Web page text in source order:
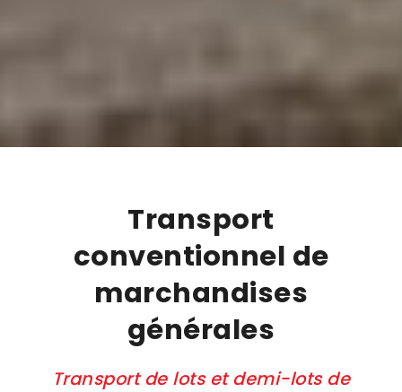
Transport
conventionnel de
marchandises
générales
Transport de lots et demi-lots de